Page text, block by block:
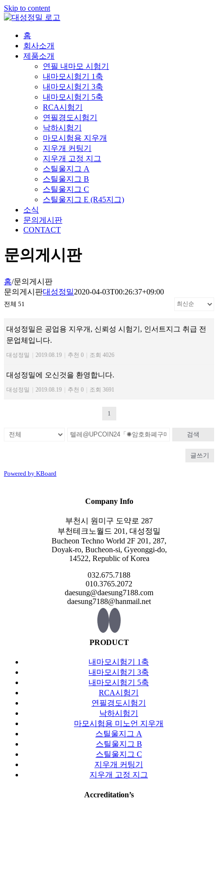
Skip to content
홈
회사소개
제품소개
연필 내마모 시험기
내마모시험기 1축
내마모시험기 3축
내마모시험기 5축
RCA시험기
연필경도시험기
낙하시험기
마모시험용 지우개
지우개 커팅기
지우개 고정 지그
스틸울지그 A
스틸울지그 B
스틸울지그 C
스틸울지그 E (R45지그)
소식
문의게시판
CONTACT
문의게시판
홈/문의게시판
문의게시판대성정밀2020-04-03T00:26:37+09:00
전체 51
대성정밀은 공업용 지우개, 신뢰성 시험기, 인서트지그 취급 전
문업체입니다.
대성정밀 | 2019.08.19 | 추천 0 | 조회 4026
대성정밀에 오신것을 환영합니다.
대성정밀 | 2019.08.19 | 추천 0 | 조회 3691
1
검색
글쓰기
Powered by KBoard
Company Info
부천시 원미구 도약로 287
부천테크노월드 201, 대성정밀
Bucheon Techno World 2F 201, 287,
Doyak-ro, Bucheon-si, Gyeonggi-do,
14522, Republic of Korea
032.675.7188
010.3765.2072
daesung@daesung7188.com
daesung7188@hanmail.net
PRODUCT
내마모시험기 1축
내마모시험기 3축
내마모시험기 5축
RCA시험기
연필경도시험기
낙하시험기
마모시험용 미노언 지우개
스틸울지그 A
스틸울지그 B
스틸울지그 C
지우개 커팅기
지우개 고정 지그
Accreditation’s